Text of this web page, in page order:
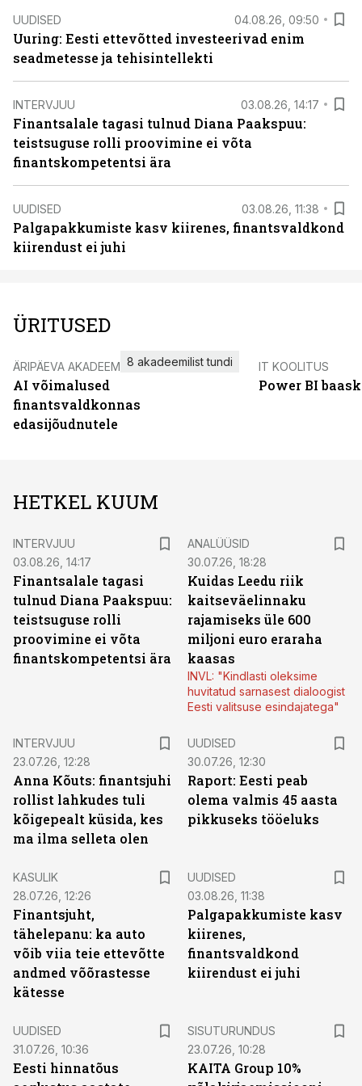
UUDISED 04.08.26, 09:50
Uuring: Eesti ettevõtted investeerivad enim
seadmetesse ja tehisintellekti
INTERVJUU 03.08.26, 14:17
Finantsalale tagasi tulnud Diana Paakspuu:
teistsuguse rolli proovimine ei võta
finantskompetentsi ära
UUDISED 03.08.26, 11:38
Palgapakkumiste kasv kiirenes, finantsvaldkond
kiirendust ei juhi
ÜRITUSED
ÄRIPÄEVA AKADEEMIA
AI võimalused
finantsvaldkonnas
edasijõudnutele
8 akadeemilist tundi IT KOOLITUS
Power BI
HETKEL KUUM
INTERVJUU
03.08.26, 14:17
Finantsalale tagasi
tulnud Diana Paakspuu:
teistsuguse rolli
proovimine ei võta
finantskompetentsi ära
ANALÜÜSID
30.07.26, 18:28
Kuidas Leedu riik
kaitseväelinnaku
rajamiseks üle 600
miljoni euro eraraha
kaasas
INVL: "Kindlasti oleksime
huvitatud sarnasest dialoogist
Eesti valitsuse esindajatega"
INTERVJUU
23.07.26, 12:28
Anna Kõuts: finantsjuhi
rollist lahkudes tuli
kõigepealt küsida, kes
ma ilma selleta olen
UUDISED
30.07.26, 12:30
Raport: Eesti peab
olema valmis 45 aasta
pikkuseks tööeluks
KASULIK
28.07.26, 12:26
Finantsjuht,
tähelepanu: ka auto
võib viia teie ettevõtte
andmed võõrastesse
kätesse
UUDISED
03.08.26, 11:38
Palgapakkumiste kasv
kiirenes,
finantsvaldkond
kiirendust ei juhi
UUDISED
31.07.26, 10:36
Eesti hinnatõus
SISUTURUNDUS
23.07.26, 10:28
KAITA Group 10%